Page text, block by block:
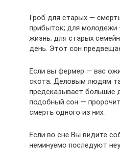
Гроб для старых —
прибыток; для молодежи
жизнь; для старых
день. Этот сон
Если вы фермер — вас
скота. Деловым людям
предсказывает большие
подобный сон —
смерть одного из них.
Если во сне Вы видите
неминуемо последуют